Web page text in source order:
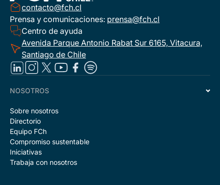
contacto@fch.cl
Prensa y comunicaciones: prensa@fch.cl
Centro de ayuda
Avenida Parque Antonio Rabat Sur 6165, Vitacura,
Santiago de Chile
NOSOTROS
Sobre nosotros
Directorio
Equipo FCh
Compromiso sustentable
Iniciativas
Trabaja con nosotros